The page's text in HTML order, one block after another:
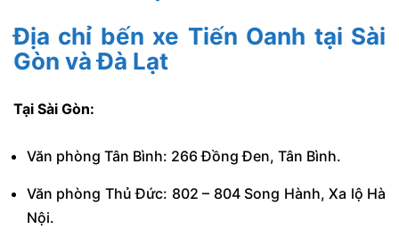
Địa chỉ bến xe Tiến Oanh tại Sài
Gòn và Đà Lạt
Tại Sài Gòn:
Văn phòng Tân Bình: 266 Đồng Đen, Tân Bình.
Văn phòng Thủ Đức: 802 – 804 Song Hành, Xa lộ Hà
Nội.